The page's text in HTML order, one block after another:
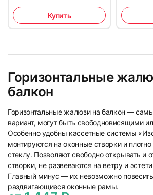
27 28
Купить
Горизонтальные
балкон
Горизонтальные жалюзи на балкон —
вариант, могут быть свободновисящими
Особенно удобны кассетные системы
монтируются на оконные створки и плотно
стеклу. Позволяют свободно открывать и
створки, не развеваются на ветру и
Главный минус — их невозможно
раздвигающиеся оконные рамы.